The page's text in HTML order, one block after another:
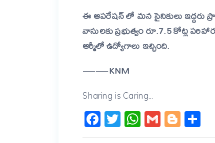
ఈ ఆపరేషన్ లో మన సైనికులు ఇద్దరు
వాసులకు ప్రభుత్వం రూ.7.5 కోట్ల
ఆర్మీలో ఉద్యోగాలు ఇచ్చింది.
——KNM
Sharing is Caring...
Facebook
Twitter
WhatsApp
Gmail